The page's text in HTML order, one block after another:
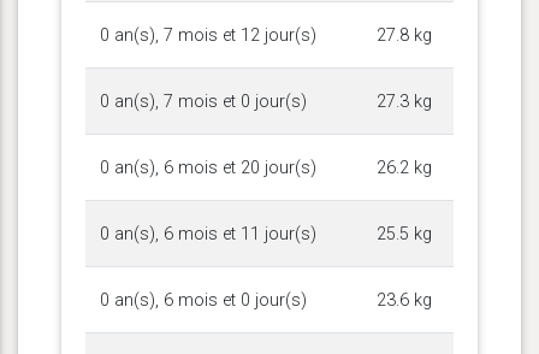
0 an(s), 7 mois et 12 jour(s) 27.8 kg
0 an(s), 7 mois et 0 jour(s) 27.3 kg
0 an(s), 6 mois et 20 jour(s) 26.2 kg
0 an(s), 6 mois et 11 jour(s) 25.5 kg
0 an(s), 6 mois et 0 jour(s) 23.6 kg